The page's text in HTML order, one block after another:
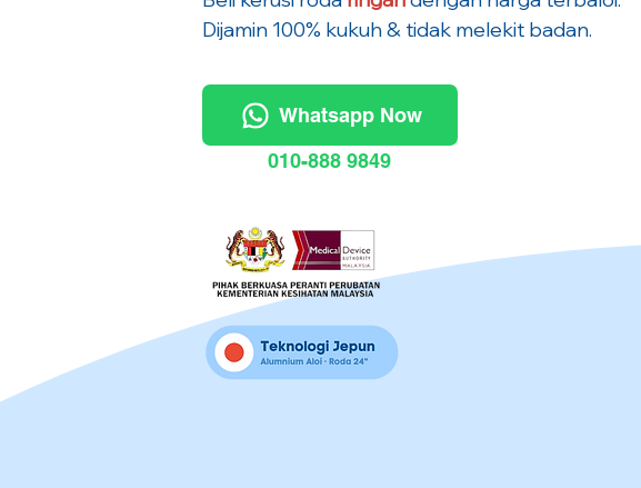
Dijamin 100% kukuh & tidak melekit badan.
Whatsapp Now
010-888 9849